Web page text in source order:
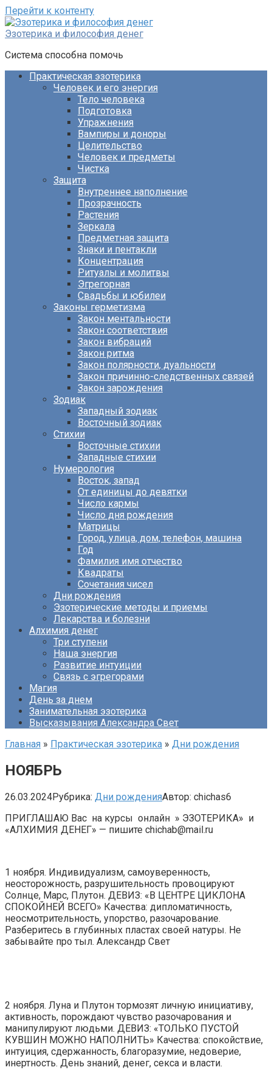
Перейти к контенту
Эзотерика и философия денег
Система способна помочь
Практическая эзотерика
Человек и его энергия
Тело человека
Подготовка
Упражнения
Вампиры и доноры
Целительство
Человек и предметы
Чистка
Защита
Внутреннее наполнение
Прозрачность
Растения
Зеркала
Предметная защита
Знаки и пентакли
Концентрация
Ритуалы и молитвы
Эгрегорная
Свадьбы и юбилеи
Законы герметизма
Закон ментальности
Закон соответствия
Закон вибраций
Закон ритма
Закон полярности, дуальности
Закон причинно-следственных связей
Закон зарождения
Зодиак
Западный зодиак
Восточный зодиак
Стихии
Восточные стихии
Западные стихии
Нумерология
Восток, запад
От единицы до девятки
Число кармы
Число дня рождения
Матрицы
Город, улица, дом, телефон, машина
Год
Фамилия имя отчество
Квадраты
Сочетания чисел
Дни рождения
Эзотерические методы и приемы
Лекарства и болезни
Алхимия денег
Три ступени
Наша энергия
Развитие интуиции
Связь с эгрегорами
Магия
День за днем
Занимательная эзотерика
Высказывания Александра Свет
Главная » Практическая эзотерика » Дни рождения
НОЯБРЬ
26.03.2024Рубрика: Дни рожденияАвтор: chichas6
ПРИГЛАШАЮ Вас на курсы онлайн » ЭЗОТЕРИКА» и
«АЛХИМИЯ ДЕНЕГ» — пишите chichab@mail.ru
1 ноября. Индивидуализм, самоуверенность,
неосторожность, разрушительность провоцируют
Солнце, Марс, Плутон. ДЕВИЗ: «В ЦЕНТРЕ ЦИКЛОНА
СПОКОЙНЕЙ ВСЕГО» Качества: дипломатичность,
неосмотрительность, упорство, разочарование.
Разберитесь в глубинных пластах своей натуры. Не
забывайте про тыл. Александр Свет
2 ноября. Луна и Плутон тормозят личную инициативу,
активность, порождают чувство разочарования и
манипулируют людьми. ДЕВИЗ: «ТОЛЬКО ПУСТОЙ
КУВШИН МОЖНО НАПОЛНИТЬ» Качества: спокойствие,
интуиция, сдержанность, благоразумие, недоверие,
инертность. День знаний, денег, секса и власти.